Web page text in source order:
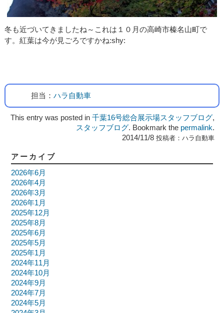
冬も近づいてきましたね～これは１０月の高崎市榛名山町で
す。紅葉は今が見ごろですかね:shy:
担当： ハラ自動車
This entry was posted in千葉16号総合展示場スタッフブログ,
スタッフブログ. Bookmark the permalink.
2014/11/8 投稿者：ハラ自動車
アーカイブ
2026年6月
2026年4月
2026年3月
2026年1月
2025年12月
2025年8月
2025年6月
2025年5月
2025年1月
2024年11月
2024年10月
2024年9月
2024年7月
2024年5月